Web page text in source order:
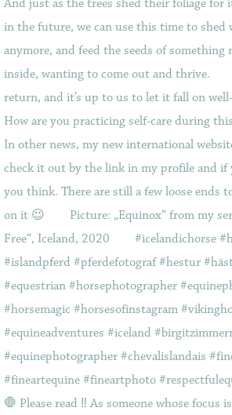
🛑 Please read ‼️ As someone whose focus is